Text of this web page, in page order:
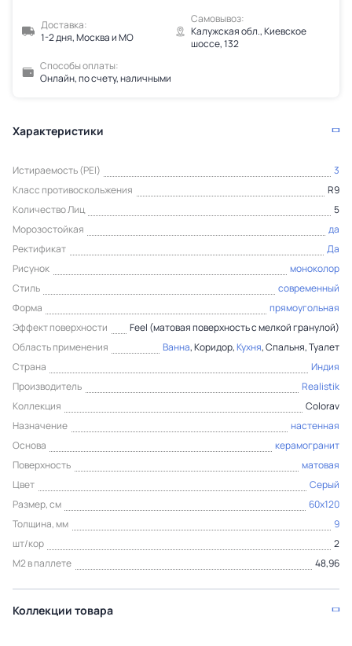
Доставка:
1-2 дня, Москва и МО
Самовывоз:
Калужская обл., Киевское
шоссе, 132
Способы оплаты:
Онлайн, по счету, наличными
Характеристики
Истираемость (PEI)
3
Класс противоскольжения
R9
Количество Лиц
5
Морозостойкая
да
Ректификат
Да
Рисунок
моноколор
Стиль
современный
Форма
прямоугольная
Эффект поверхности
Feel (матовая поверхность с мелкой гранулой)
Область применения
Ванна, Коридор,Кухня, Спальня, Туалет
Страна
Индия
Производитель
Realistik
Коллекция
Colorav
Назначение
настенная
Основа
керамогранит
Поверхность
матовая
Цвет
Серый
Размер, см
60x120
Толщина, мм
9
шт/кор
2
М2 в паллете
48,96
Коллекции товара